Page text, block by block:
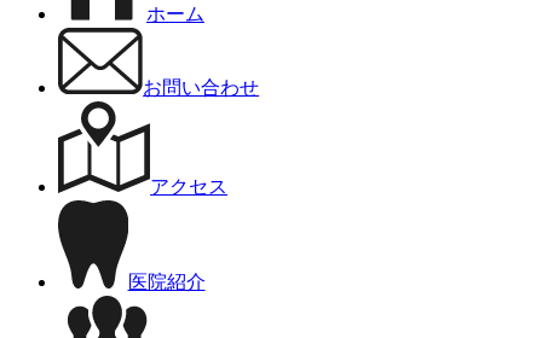
ホーム
お問い合わせ
アクセス
医院紹介